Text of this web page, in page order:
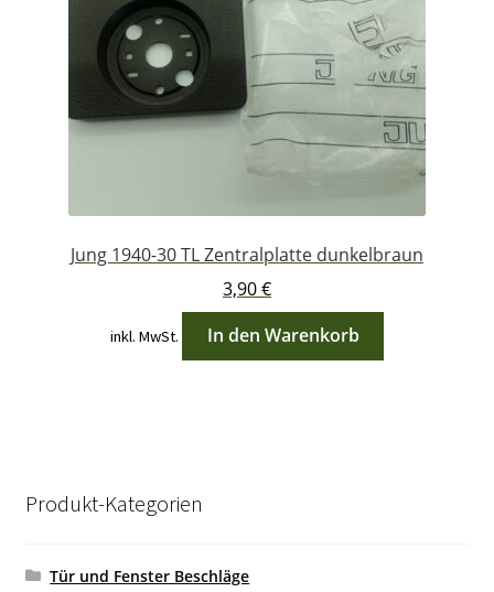
Jung 1940-30 TL Zentralplatte dunkelbraun
3,90€
inkl. MwSt. In den Warenkorb
Produkt-Kategorien
Tür und Fenster Beschläge